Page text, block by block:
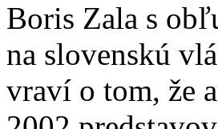
Boris Zala s
na slovenskú
vraví o tom, že